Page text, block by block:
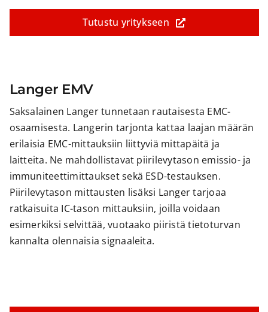
Tutustu yritykseen
Langer EMV
Saksalainen Langer tunnetaan rautaisesta EMC-
osaamisesta. Langerin tarjonta kattaa laajan määrän
erilaisia EMC-mittauksiin liittyviä mittapäitä ja
laitteita. Ne mahdollistavat piirilevytason emissio- ja
immuniteettimittaukset sekä ESD-testauksen.
Piirilevytason mittausten lisäksi Langer tarjoaa
ratkaisuita IC-tason mittauksiin, joilla voidaan
esimerkiksi selvittää, vuotaako piiristä tietoturvan
kannalta olennaisia signaaleita.